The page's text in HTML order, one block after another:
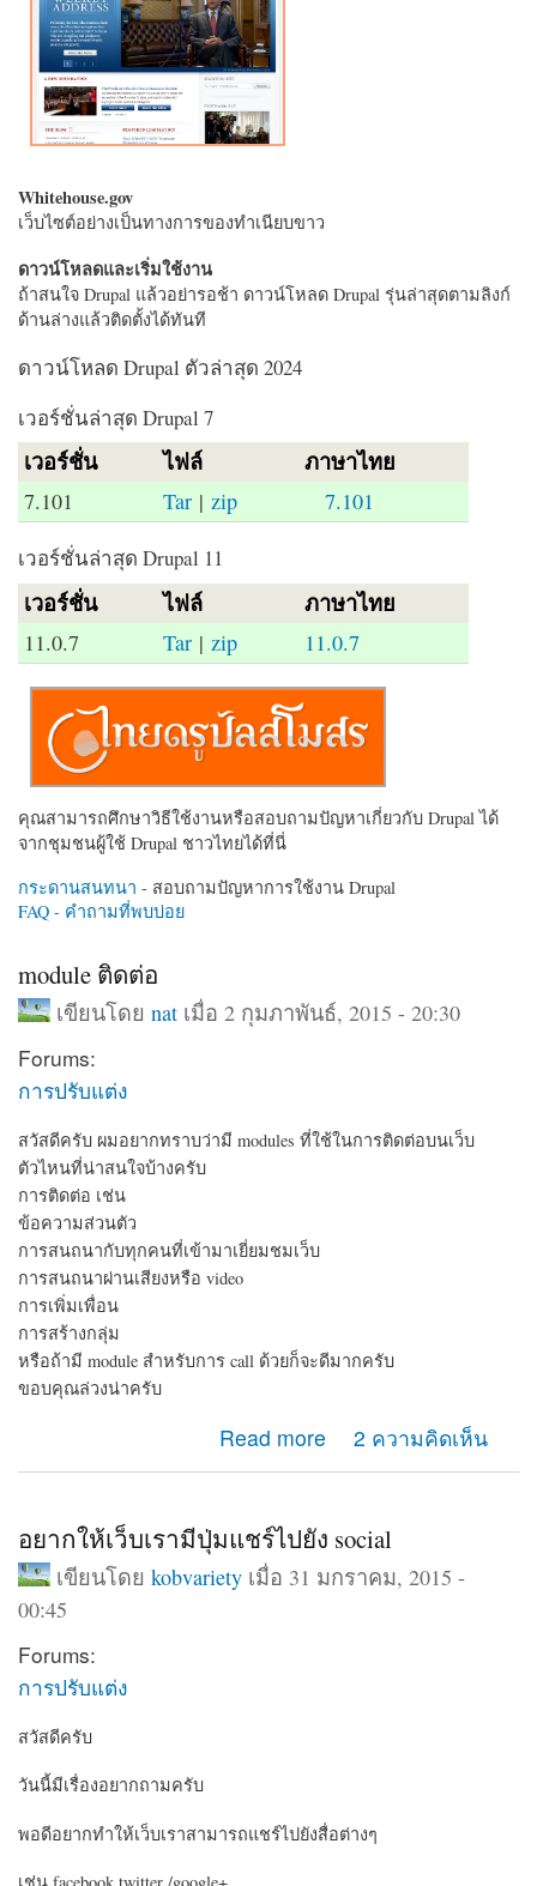
Whitehouse.gov
เว็บไซต์อย่างเป็นทางการของทำเนียบขาว
ดาวน์โหลดและเริ่มใช้งาน
ถ้าสนใจ Drupal แล้วอย่ารอช้า ดาวน์โหลด Drupal รุ่นล่าสุดตามลิงก์
ด้านล่างแล้วติดตั้งได้ทันที
ดาวน์โหลด Drupal ตัวล่าสุด 2024
เวอร์ชั่นล่าสุด Drupal 7
เวอร์ชั่น ไฟล์ ภาษาไทย
7.101 Tar |zip 7.101
เวอร์ชั่นล่าสุด Drupal 11
เวอร์ชั่น ไฟล์ ภาษาไทย
11.0.7 Tar | zip 11.0.7
คุณสามารถศึกษาวิธีใช้งานหรือสอบถามปัญหาเกี่ยวกับ Drupal ได้
จากชุมชนผู้ใช้ Drupal ชาวไทยได้ที่นี่
กระดานสนทนา - สอบถามปัญหาการใช้งาน Drupal
FAQ - คำถามที่พบบ่อย
module ติดต่อ
เขียนโดย natเมื่อ 2 กุมภาพันธ์, 2015 - 20:30
Forums:
การปรับแต่ง
สวัสดีครับ ผมอยากทราบว่ามี modules ที่ใช้ในการติดต่อบนเว็บ
ตัวไหนที่น่าสนใจบ้างครับ
การติดต่อ เช่น
ข้อความส่วนตัว
การสนถนากับทุกคนที่เข้ามาเยี่ยมชมเว็บ
การสนถนาผ่านเสียงหรือ video
การเพิ่มเพื่อน
การสร้างกลุ่ม
หรือถ้ามี module สำหรับการ call ด้วยก็จะดีมากครับ
ขอบคุณล่วงน่าครับ
Read more 2 ความคิดเห็น
อยากให้เว็บเรามีปุ่มแชร์ไปยัง social
เขียนโดย kobvarietyเมื่อ 31 มกราคม, 2015 -
00:45
Forums:
การปรับแต่ง
สวัสดีครับ
วันนี้มีเรื่องอยากถามครับ
พอดีอยากทำให้เว็บเราสามารถแชร์ไปยังสื่อต่างๆ